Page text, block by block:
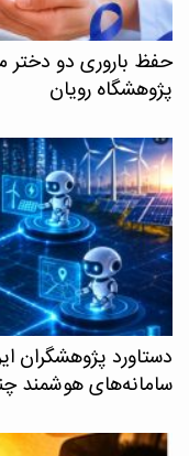
حفظ باروری دو دختر
پژوهشگاه رویان
دستاورد پژوهشگران
سامانه‌های هوشمند